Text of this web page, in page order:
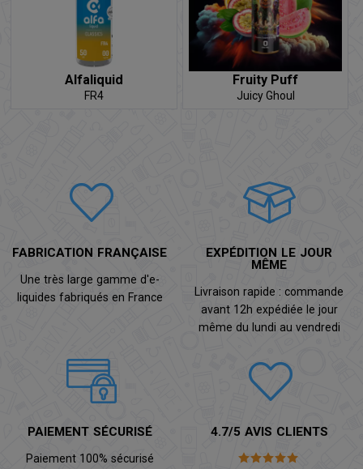
Alfaliquid
FR4
Fruity Puff
Juicy Ghoul
FABRICATION FRANÇAISE
Une très large gamme d'e-
liquides fabriqués en France
EXPÉDITION LE JOUR
MÊME
Livraison rapide : commande
avant 12h expédiée le jour
même du lundi au vendredi
PAIEMENT SÉCURISÉ
Paiement 100% sécurisé
4.7/5 AVIS CLIENTS